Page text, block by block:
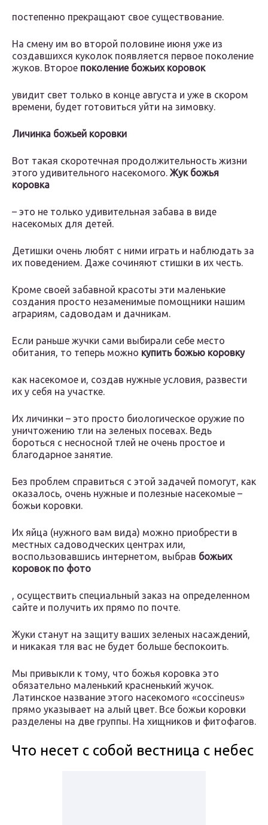
постепенно прекращают свое существование.
На смену им во второй половине июня уже из
создавшихся куколок появляется первое поколение
жуков. Второе поколение божьих коровок
увидит свет только в конце августа и уже в скором
времени, будет готовиться уйти на зимовку.
Личинка божьей коровки
Вот такая скоротечная продолжительность жизни
этого удивительного насекомого. Жук божья
коровка
– это не только удивительная забава в виде
насекомых для детей.
Детишки очень любят с ними играть и наблюдать за
их поведением. Даже сочиняют стишки в их честь.
Кроме своей забавной красоты эти маленькие
создания просто незаменимые помощники нашим
аграриям, садоводам и дачникам.
Если раньше жучки сами выбирали себе место
обитания, то теперь можно купить божью коровку
как насекомое и, создав нужные условия, развести
их у себя на участке.
Их личинки – это просто биологическое оружие по
уничтожению тли на зеленых посевах. Ведь
бороться с несносной тлей не очень простое и
благодарное занятие.
Без проблем справиться с этой задачей помогут, как
оказалось, очень нужные и полезные насекомые –
божьи коровки.
Их яйца (нужного вам вида) можно приобрести в
местных садоводческих центрах или,
воспользовавшись интернетом, выбрав божьих
коровок по фото
, осуществить специальный заказ на определенном
сайте и получить их прямо по почте.
Жуки станут на защиту ваших зеленых насаждений,
и никакая тля вас не будет больше беспокоить.
Мы привыкли к тому, что божья коровка это
обязательно маленький красненький жучок.
Латинское название этого насекомого «coccineus»
прямо указывает на алый цвет. Все божьи коровки
разделены на две группы. На хищников и фитофагов.
Что несет с собой вестница с небес